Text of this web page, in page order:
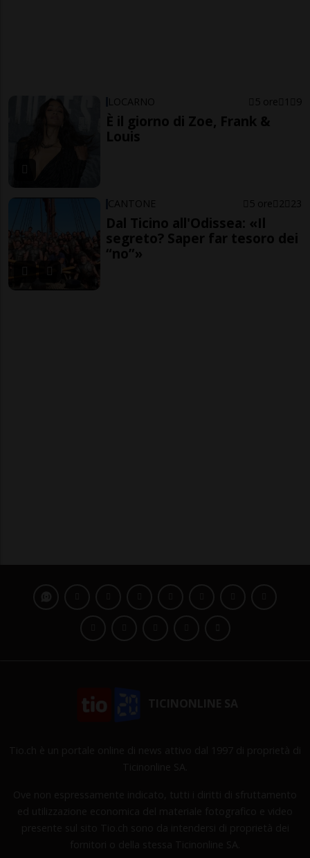
LOCARNO 5 ore 1 9
È il giorno di Zoe, Frank &
Louis
CANTONE 5 ore 2 23
Dal Ticino all'Odissea: «Il
segreto? Saper far tesoro dei
“no”»